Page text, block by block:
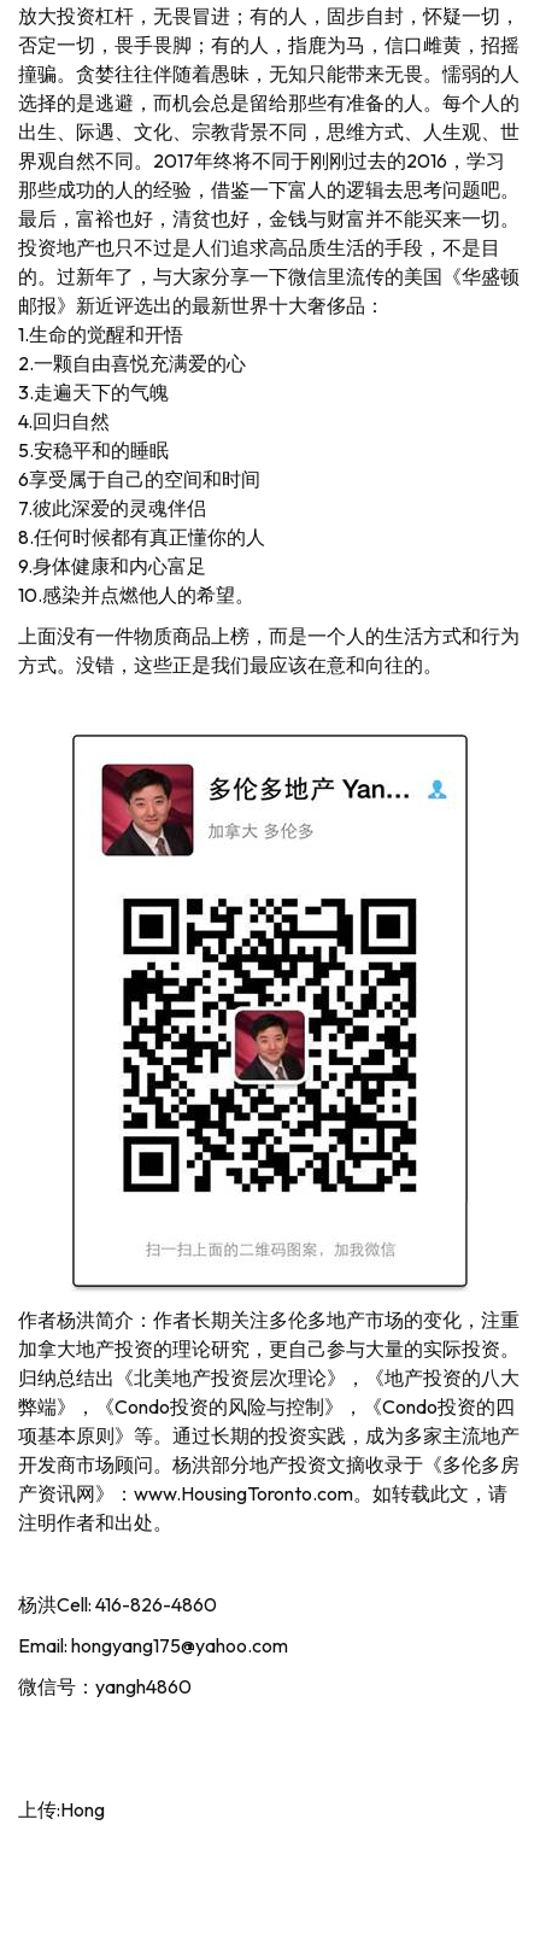
放大投资杠杆，无畏冒进；有的人，固步自封，怀疑一切，
否定一切，畏手畏脚；有的人，指鹿为马，信口雌黄，招摇
撞骗。贪婪往往伴随着愚昧，无知只能带来无畏。懦弱的人
选择的是逃避，而机会总是留给那些有准备的人。每个人的
出生、际遇、文化、宗教背景不同，思维方式、人生观、世
界观自然不同。2017年终将不同于刚刚过去的2016，学习
那些成功的人的经验，借鉴一下富人的逻辑去思考问题吧。
最后，富裕也好，清贫也好，金钱与财富并不能买来一切。
投资地产也只不过是人们追求高品质生活的手段，不是目
的。过新年了，与大家分享一下微信里流传的美国《华盛顿
邮报》新近评选出的最新世界十大奢侈品：
1.生命的觉醒和开悟
2.一颗自由喜悦充满爱的心
3.走遍天下的气魄
4.回归自然
5.安稳平和的睡眠
6享受属于自己的空间和时间
7.彼此深爱的灵魂伴侣
8.任何时候都有真正懂你的人
9.身体健康和内心富足
10.感染并点燃他人的希望。
上面没有一件物质商品上榜，而是一个人的生活方式和行为
方式。没错，这些正是我们最应该在意和向往的。
作者杨洪简介：作者长期关注多伦多地产市场的变化，注重
加拿大地产投资的理论研究，更自己参与大量的实际投资。
归纳总结出《北美地产投资层次理论》，《地产投资的八大
弊端》，《Condo投资的风险与控制》，《Condo投资的四
项基本原则》等。通过长期的投资实践，成为多家主流地产
开发商市场顾问。杨洪部分地产投资文摘收录于《多伦多房
产资讯网》：www.HousingToronto.com。如转载此文，请
注明作者和出处。
杨洪Cell: 416-826-4860
Email: hongyang175@yahoo.com
微信号：yangh4860
上传:Hong